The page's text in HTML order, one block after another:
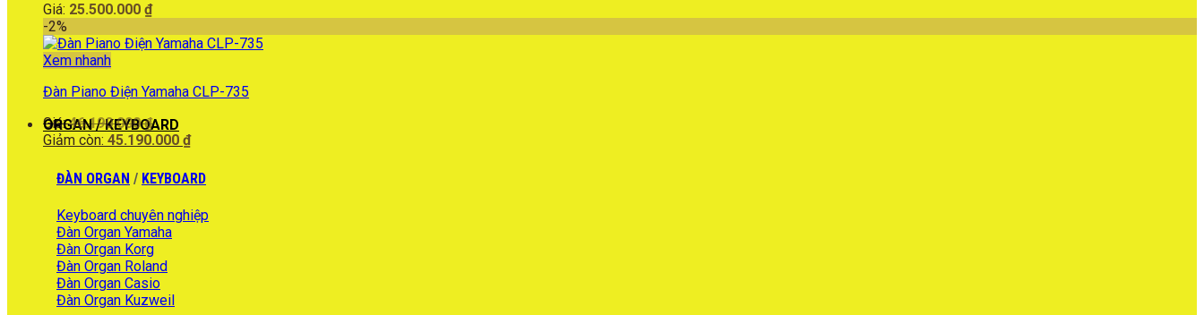
Giá: 25.500.000 ₫
-2%
Xem nhanh
Đàn Piano Điện Yamaha CLP-735
Giá:46.190.000₫Giá
gốc
46.190.000 ₫.
Giảm còn: 45.190.000 ₫Giá
tại
là:
45.190.000 ₫.
ORGAN / KEYBOARD
ĐÀN ORGAN / KEYBOARD
Keyboard chuyên nghiệp
Đàn Organ Yamaha
Đàn Organ Korg
Đàn Organ Roland
Đàn Organ Casio
Đàn Organ Kuzweil